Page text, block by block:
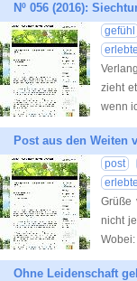
Nº 056 (2016):
gefühl
zieht
wenn
Post aus den Weiten
post
Grüße
nicht
Ohne Leidenschaft